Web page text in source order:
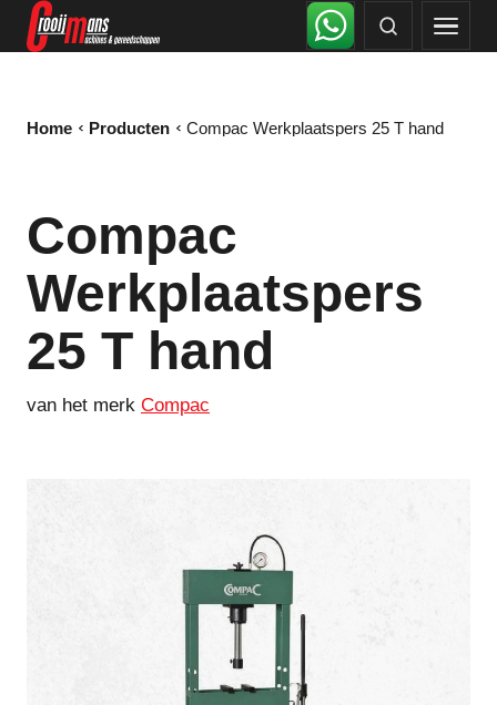
Home Producten Compac Werkplaatspers 25 T hand
Compac
Werkplaatspers
25 T hand
van het merk Compac